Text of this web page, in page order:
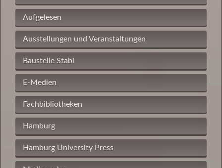
Aufgelesen
Ausstellungen und Veranstaltungen
Baustelle Stabi
E-Medien
Fachbibliotheken
Hamburg
Hamburg University Press